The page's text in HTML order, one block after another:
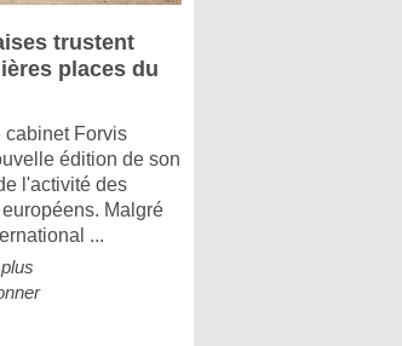
trustent
places du
Forvis
édition de son
l'activité des
Malgré
...